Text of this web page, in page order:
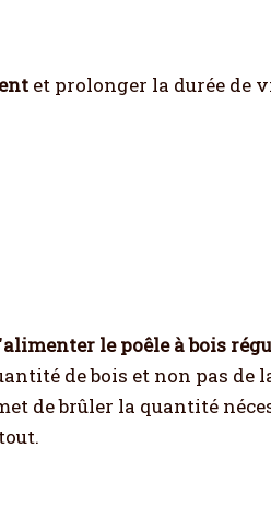
et prolonger la durée de
alimenter le poêle à bois
de bois et non pas
de brûler la quantité